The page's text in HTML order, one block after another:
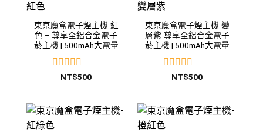
東京魔盒電子煙主機-紅
色 – 尊享全鋁合金電子
菸主機 | 500mAh大電量
評
滿
分
5
NT$500
東京魔盒電子煙主機-變
層紫-尊享全鋁合金電子
菸主機 | 500mAh大電量
評
滿
分
5
NT$500